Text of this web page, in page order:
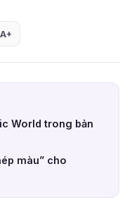
A+
World trong bản
màu” cho